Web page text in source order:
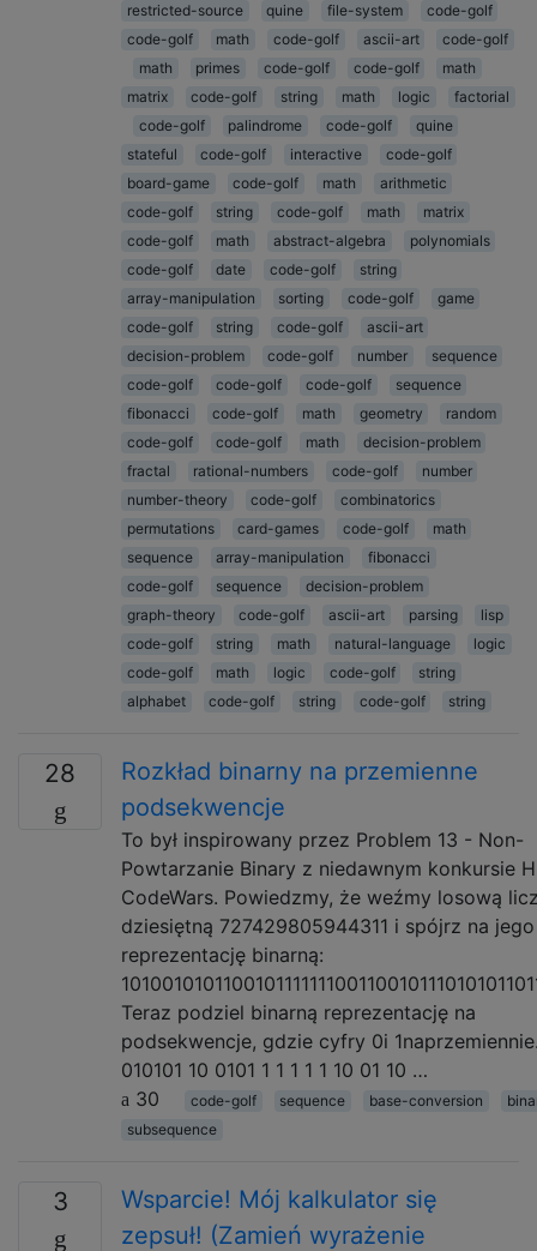
restricted-source
quine file-system
code-golf
code-golf
math code-golf ascii-art
code-golf
math
primes code-golf code-golf
math
matrix
code-golf string math logic
factorial
code-golf
palindrome code-golf
quine
stateful
code-golf interactive
code-golf
board-game
code-golf math
arithmetic
code-golf
string code-golf math
matrix
code-golf
math abstract-algebra
polynomials
code-golf
date code-golf
string
array-manipulation
sorting code-golf
game
code-golf
string code-golf
ascii-art
decision-problem
code-golf number
sequence
code-golf
code-golf code-golf
sequence
fibonacci
code-golf math geometry
random
code-golf
code-golf math
decision-problem
fractal
rational-numbers code-golf
number
number-theory
code-golf
combinatorics
permutations
card-games code-golf
math
sequence
array-manipulation
fibonacci
code-golf
sequence
decision-problem
graph-theory
code-golf ascii-art parsing
lisp
code-golf
string math natural-language
logic
code-golf
math logic code-golf
string
alphabet
code-golf string code-golf string
28
Rozkład binarny na przemienne
podsekwencje
To był inspirowany przez Problem 13 - Non-
Powtarzanie Binary z niedawnym konkursie
CodeWars. Powiedzmy, że weźmy losową
dziesiętną 727429805944311 i spójrz na jego
reprezentację binarną:
Teraz podziel binarną reprezentację na
podsekwencje, gdzie cyfry 0i
010101 10 0101 1 1 1 1 1 10 01 10 …
30
code-golf sequence base-conversion
subsequence
3
Wsparcie! Mój kalkulator się
zepsuł! (Zamień wyrażenie